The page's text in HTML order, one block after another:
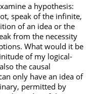
a hypothesis:
speak of the infinite,
of an idea or the
from the necessity
What would it be
of my logical-
the causal
only have an idea of
permitted by